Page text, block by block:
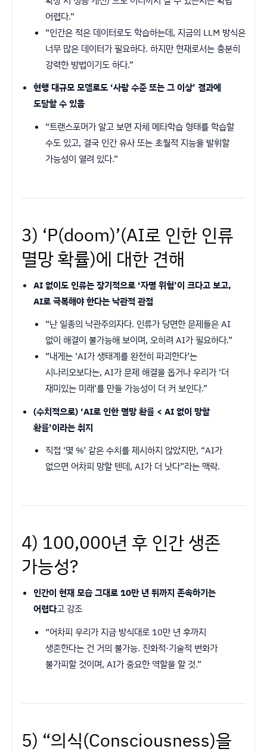
어렵다.”
“인간은 적은 데이터로도 학습하는데, 지금의 LLM 방식은
너무 많은 데이터가 필요하다. 하지만 현재로서는 충분히
강력한 방법이기도 하다.”
현행 대규모 모델로도 ‘사람 수준 또는 그 이상’ 결과에
도달할 수 있음
“트랜스포머가 알고 보면 자체 메타학습 형태를 학습할
수도 있고, 결국 인간 유사 또는 초월적 지능을 발휘할
가능성이 열려 있다.”
3) ‘P(doom)’(AI로 인한 인류
멸망 확률)에 대한 견해
AI 없이도 인류는 장기적으로 ‘자멸 위험’이 크다고 보고,
AI로 극복해야 한다는 낙관적 관점
“난 일종의 낙관주의자다. 인류가 당면한 문제들은 AI
없이 해결이 불가능해 보이며, 오히려 AI가 필요하다.”
“내게는 ‘AI가 생태계를 완전히 파괴한다’는
시나리오보다는, AI가 문제 해결을 돕거나 우리가 ‘더
재미있는 미래’를 만들 가능성이 더 커 보인다.”
(수치적으로) ‘AI로 인한 멸망 확률 < AI 없이 망할
확률’이라는 취지
직접 ‘몇 %’ 같은 수치를 제시하지 않았지만, “AI가
없으면 어차피 망할 텐데, AI가 더 낫다”라는 맥락.
4) 100,000년 후 인간 생존
가능성?
인간이 현재 모습 그대로 10만 년 뒤까지 존속하기는
어렵다고 강조
“어차피 우리가 지금 방식대로 10만 년 후까지
생존한다는 건 거의 불가능. 진화적·기술적 변화가
불가피할 것이며, AI가 중요한 역할을 할 것.”
5) “의식(Consciousness)을